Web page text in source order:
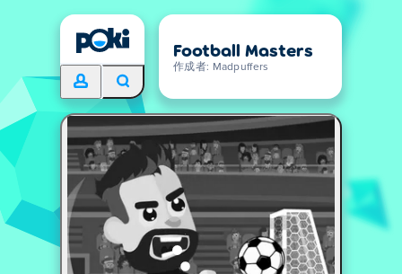
Football Masters
作成者: Madpuffers